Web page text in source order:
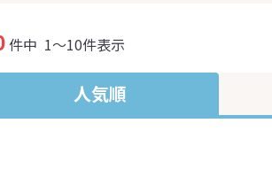
件中 1～10件表示
人気順